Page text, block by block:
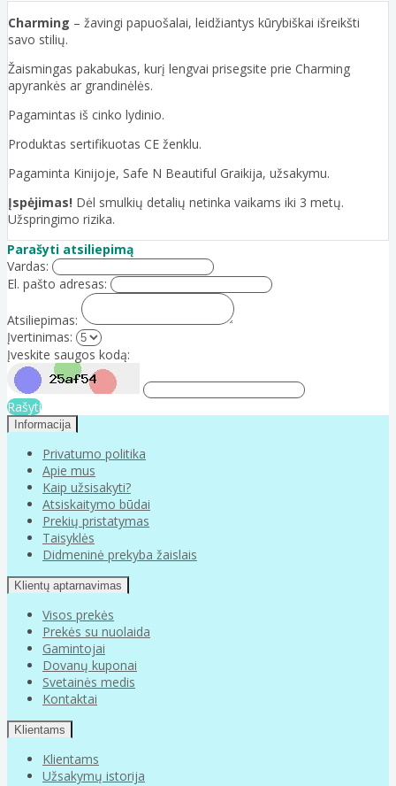
Charming – žavingi papuošalai, leidžiantys kūrybiškai išreikšti
savo stilių.
Žaismingas pakabukas, kurį lengvai prisegsite prie Charming
apyrankės ar grandinėlės.
Pagamintas iš cinko lydinio.
Produktas sertifikuotas CE ženklu.
Pagaminta Kinijoje, Safe N Beautiful Graikija, užsakymu.
Įspėjimas! Dėl smulkių detalių netinka vaikams iki 3 metų.
Užspringimo rizika.
Parašyti atsiliepimą
Vardas:
El. pašto adresas:
Atsiliepimas:
Įvertinimas:
Įveskite saugos kodą:
Rašyti
Informacija
Privatumo politika
Apie mus
Kaip užsisakyti?
Atsiskaitymo būdai
Prekių pristatymas
Taisyklės
Didmeninė prekyba žaislais
Klientų aptarnavimas
Visos prekės
Prekės su nuolaida
Gamintojai
Dovanų kuponai
Svetainės medis
Kontaktai
Klientams
Klientams
Užsakymų istorija